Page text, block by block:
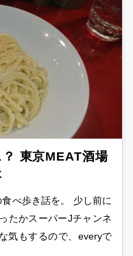
東京MEAT酒場
べ歩き話を。 少し前に
たかスーパーJチャンネ
気もするので、everyで